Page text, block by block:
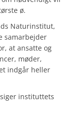
ø.
Naturinstitut,
samarbejder
at ansatte og
møder,
indgår heller
instituttets